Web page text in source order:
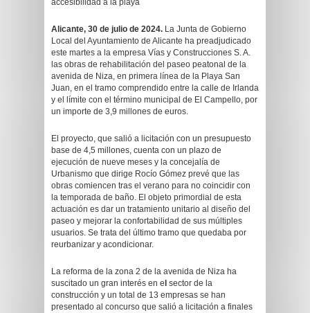
accesibilidad a la playa
Alicante, 30 de julio de 2024. La Junta de Gobierno
Local del Ayuntamiento de Alicante ha preadjudicado
este martes a la empresa Vías y Construcciones S. A.
las obras de rehabilitación del paseo peatonal de la
avenida de Niza, en primera línea de la Playa San
Juan, en el tramo comprendido entre la calle de Irlanda
y el límite con el término municipal de El Campello, por
un importe de 3,9 millones de euros.
El proyecto, que salió a licitación con un presupuesto
base de 4,5 millones, cuenta con un plazo de
ejecución de nueve meses y la concejalía de
Urbanismo que dirige Rocío Gómez prevé que las
obras comiencen tras el verano para no coincidir con
la temporada de baño. El objeto primordial de esta
actuación es dar un tratamiento unitario al diseño del
paseo y mejorar la confortabilidad de sus múltiples
usuarios. Se trata del último tramo que quedaba por
reurbanizar y acondicionar.
La reforma de la zona 2 de la avenida de Niza ha
suscitado un gran interés en e sector de la
construcción y un total de 13 empresas se han
presentado al concurso que salió a licitación a finales